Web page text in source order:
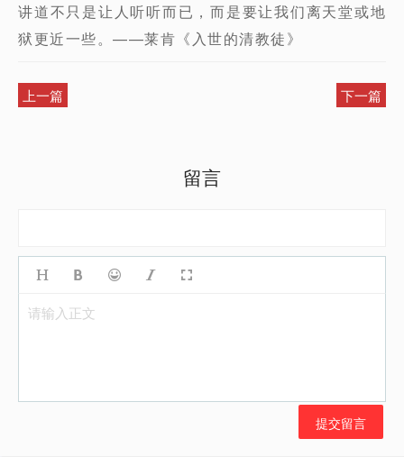
讲道不只是让人听听而已，而是要让我们离天堂或地
狱更近一些。——莱肯《入世的清教徒》
上一篇 下一篇
留言
请输入正文
提交留言